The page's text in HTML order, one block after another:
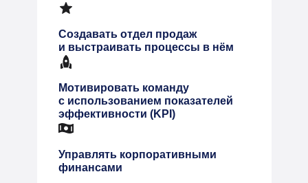
Создавать отдел продаж
и выстраивать процессы в нём
Мотивировать команду
с использованием показателей
эффективности (KPI)
Управлять корпоративными
финансами